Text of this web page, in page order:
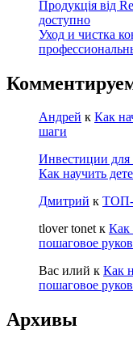
Продукція від
доступно
Уход и чистка
Андрей к Как
шаги
Инвестиции для
Как научить
Дмитрий к ТОП-
tlover tonetк Как
пошаговое
Вас илий к Как
пошаговое
Архивы